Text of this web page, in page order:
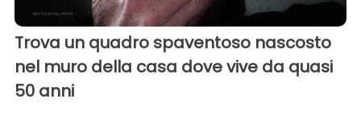
Trova un quadro spaventoso nascosto
nel muro della casa dove vive da quasi
50 anni